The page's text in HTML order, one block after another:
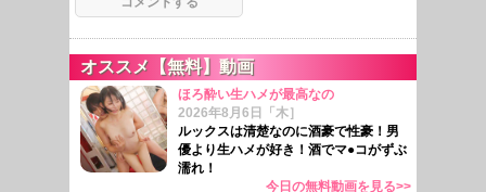
オススメ【無料】動画
ほろ酔い生ハメが最高なの
2026年8月6日「木］
ルックスは清楚なのに酒豪で性豪！男
優より生ハメが好き！酒でマ●コがずぶ
濡れ！
今日の無料動画を見る>>